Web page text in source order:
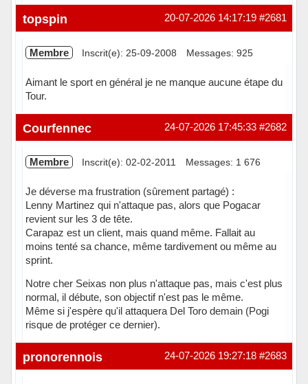
Hors ligne #2681
20-07-2026 14:17:19
topspin
Membre Inscrit(e): 25-09-2008 Messages: 925
Aimant le sport en général je ne manque aucune étape du
Tour.
Hors ligne #2682
24-07-2026 17:45:33
Courfennec
Membre Inscrit(e): 02-02-2011 Messages: 1 676
Je déverse ma frustration (sûrement partagé) :
Lenny Martinez qui n'attaque pas, alors que Pogacar
revient sur les 3 de tête.
Carapaz est un client, mais quand même. Fallait au
moins tenté sa chance, même tardivement ou même au
sprint.
Notre cher Seixas non plus n'attaque pas, mais c'est plus
normal, il débute, son objectif n'est pas le même.
Même si j'espère qu'il attaquera Del Toro demain (Pogi
risque de protéger ce dernier).
Hors ligne #2683
24-07-2026 19:27:18
pronorennois